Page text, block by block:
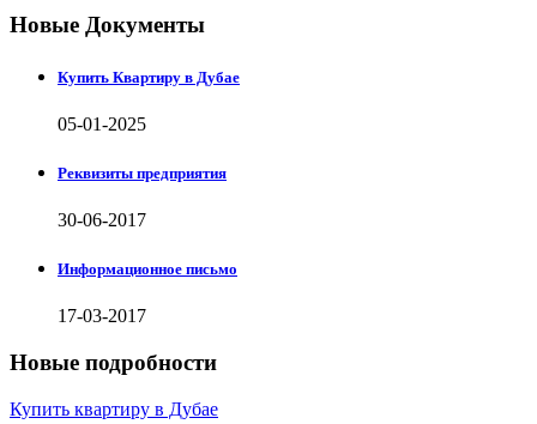
Новые Документы
Купить Квартиру в Дубае
05-01-2025
Реквизиты предприятия
30-06-2017
Информационное письмо
17-03-2017
Новые подробности
Купить квартиру в Дубае